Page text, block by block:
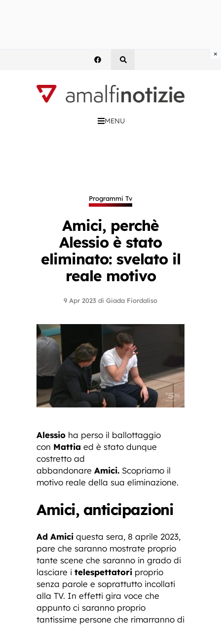
MENU
Programmi Tv
Amici, perchè
Alessio è stato
eliminato: svelato il
reale motivo
9 Apr 2023 di Giada Fiordaliso
Alessio ha perso il ballottaggio
con Mattia ed è stato dunque
costretto ad
abbandonare Amici. Scopriamo il
motivo reale della sua eliminazione.
Amici, anticipazioni
Ad Amici questa sera, 8 aprile 2023,
pare che saranno mostrate proprio
tante scene che saranno in grado di
lasciare i telespettatori proprio
senza parole e soprattutto incollati
alla TV. In effetti gira voce che
appunto ci saranno proprio
tantissime persone che rimarranno di
×